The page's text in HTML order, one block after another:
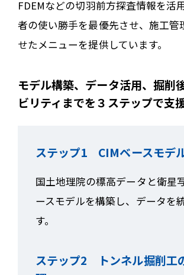
FDEMなどの切羽前方探査情報を活
者の使い勝手を最優先させ、施工管
せたメニューを提供しています。
モデル構築、データ活用、掘削
ビリティまでを３ステップで支
ステップ1 CIMベースモデ
国土地理院の標高データと衛星
ースモデルを構築し、データを
す。
ステップ2 トンネル掘削工